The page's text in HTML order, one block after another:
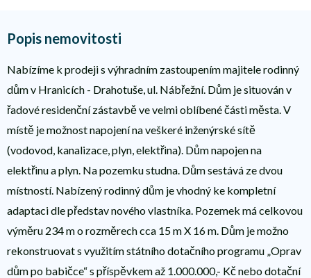
Popis nemovitosti
Nabízíme k prodeji s výhradním zastoupením majitele rodinný
dům v Hranicích - Drahotuše, ul. Nábřežní. Dům je situován v
řadové residenční zástavbě ve velmi oblíbené části města. V
místě je možnost napojení na veškeré inženýrské sítě
(vodovod, kanalizace, plyn, elektřina). Dům napojen na
elektřinu a plyn. Na pozemku studna. Dům sestává ze dvou
místností. Nabízený rodinný dům je vhodný ke kompletní
adaptaci dle představ nového vlastníka. Pozemek má celkovou
výměru 234 m o rozměrech cca 15 m X 16 m. Dům je možno
rekonstruovat s využitím státního dotačního programu „Oprav
dům po babičce“ s příspěvkem až 1.000.000,- Kč nebo dotační